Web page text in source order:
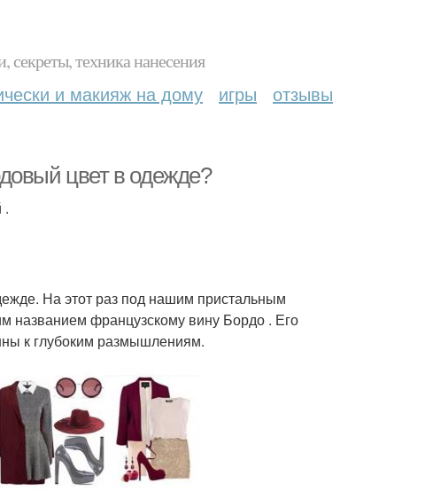
техника нанесения
и макияж на дому игры отзывы
цвет в одежде?
.
На этот раз под нашим пристальным
названием французскому вину Бордо . Его
к глубоким размышлениям.